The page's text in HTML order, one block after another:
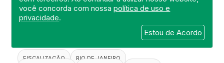
você concorda com nossapolítica de uso e
privacidade.
Estou de Acordo
Estadual Carlos Chagas
DEFIS
FISCALIZAÇÃO RIO DE JANEIRO